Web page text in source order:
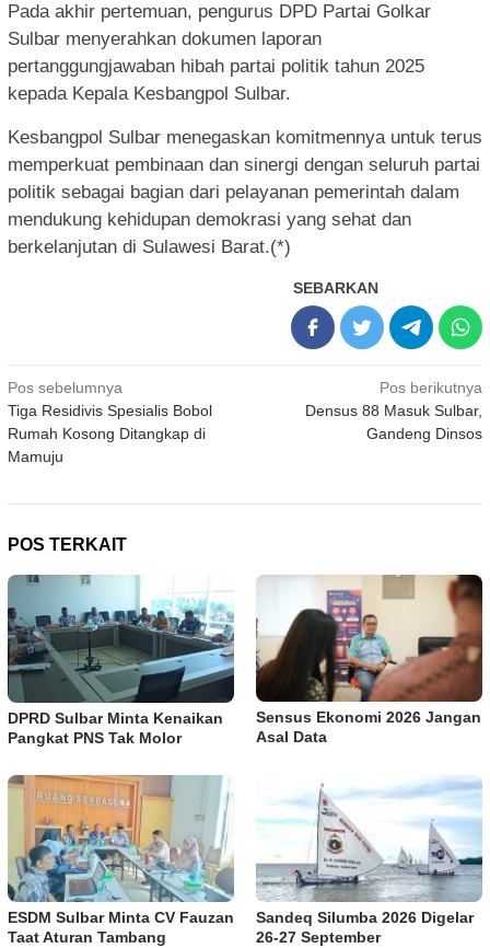
Pada akhir pertemuan, pengurus DPD Partai Golkar
Sulbar menyerahkan dokumen laporan
pertanggungjawaban hibah partai politik tahun 2025
kepada Kepala Kesbangpol Sulbar.
Kesbangpol Sulbar menegaskan komitmennya untuk terus
memperkuat pembinaan dan sinergi dengan seluruh partai
politik sebagai bagian dari pelayanan pemerintah dalam
mendukung kehidupan demokrasi yang sehat dan
berkelanjutan di Sulawesi Barat.(*)
SEBARKAN
Navigasi
pos
Pos sebelumnya
Tiga Residivis Spesialis Bobol
Rumah Kosong Ditangkap di
Mamuju
Pos berikutnya
Densus 88 Masuk Sulbar,
Gandeng Dinsos
POS TERKAIT
DPRD Sulbar Minta Kenaikan
Pangkat PNS Tak Molor
Sensus Ekonomi 2026 Jangan
Asal Data
ESDM Sulbar Minta CV Fauzan
Taat Aturan Tambang
Sandeq Silumba 2026 Digelar
26-27 September